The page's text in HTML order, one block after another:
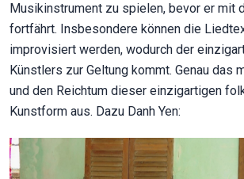
Musikinstrument zu spielen, bevor er mit
fortfährt. Insbesondere können die
improvisiert werden, wodurch der
Künstlers zur Geltung kommt. Genau das
und den Reichtum dieser einzigartigen
Kunstform aus. Dazu Danh Yen: